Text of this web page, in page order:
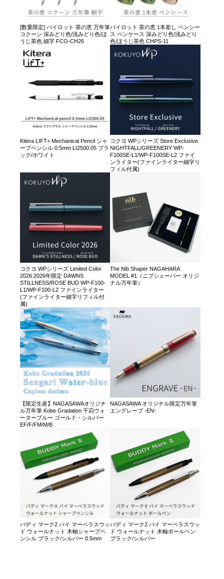
[数量限定] パイロット 茶の恵 万年筆
コクーン 深みどり色/浅みどり色/ほ
うじ茶色 細字 FCO-CH26
パイロット 茶の恵 1本差し ペンシー
ス ペンケース 深みどり色/浅みどり
色/ほうじ茶色 CHPS-11
Kitera LIFT+ Mechanical Pencil シャ
ープペンシル 0.5mm LI2500.05 ブラ
ック/ホワイト
コクヨ WPシリーズ Store Exclusive
NIGHTFALL/GREENERY WP-
F100SE-L1/WP-F100SE-L2 ファイ
ンライター(ファインライター細字リ
フィル付属)
コクヨ WPシリーズ Limited Color
2026 2026年限定 DAWNS
STILLNESS/ROSE BUD WP-F100-
L1/WP-F100-L2 ファインライター
(ファインライター細字リフィル付
属)
The Nib Shaper NAGAHARA
MODEL #1（ニブシェーパー オリジ
ナル万年筆）
【限定生産】NAGASAWAオリジナ
ル万年筆 Kobe Gradation 千苅ウォ
ーターブルー ゴールド・シルバー
EF/F/FM/M/B
NAGASAWA オリジナル限定万年筆
エングレーブ -EN-
バディ マーク2 バイ マーベラスウッ
ド ウォールナット 木軸シャープペ
ンシル ブラック/シルバー 0.5mm
バディ マーク2 バイ マーベラスウッ
ド ウォールナット 木軸ボールペン
ブラック/シルバー